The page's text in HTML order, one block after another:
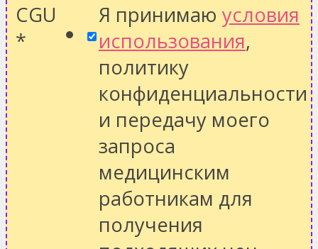
CGU
*
Я принимаю условия
использования,
политику
конфиденциальности
и передачу моего
запроса
медицинским
работникам для
получения